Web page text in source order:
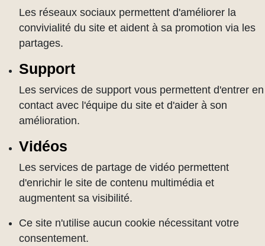
Les réseaux sociaux permettent d'améliorer la
convivialité du site et aident à sa promotion via les
partages.
Support
Les services de support vous permettent d'entrer en
contact avec l'équipe du site et d'aider à son
amélioration.
Vidéos
Les services de partage de vidéo permettent
d'enrichir le site de contenu multimédia et
augmentent sa visibilité.
Ce site n'utilise aucun cookie nécessitant votre
consentement.